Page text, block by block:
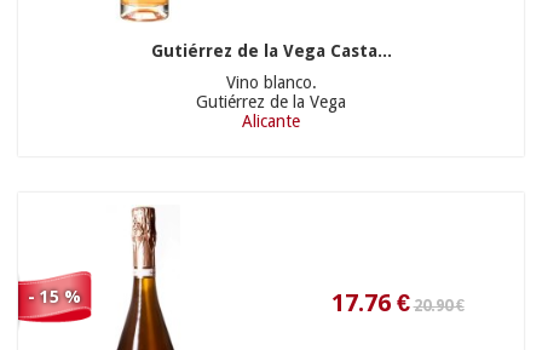
Gutiérrez de la Vega Casta...
Vino blanco.
Gutiérrez de la Vega
Alicante
- 15 %
21.9€